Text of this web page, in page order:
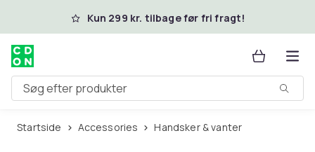
Spring til hovedindhold
Kun 299 kr. tilbage før fri fragt!
Søg efter produkter
Startside Accessories Handsker & vanter